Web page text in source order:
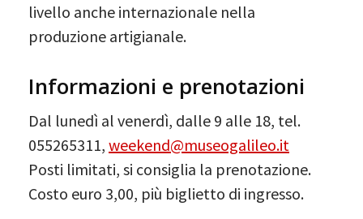
livello anche internazionale nella
produzione artigianale.
Informazioni e prenotazioni
Dal lunedì al venerdì, dalle 9 alle 18, tel.
055265311, weekend@museogalileo.it
Posti limitati, si consiglia la prenotazione.
Costo euro 3,00, più biglietto di ingresso.